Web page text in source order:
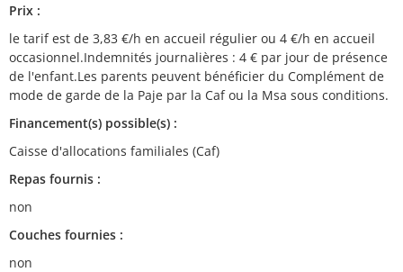
Prix :
le tarif est de 3,83 €/h en accueil régulier ou 4 €/h en accueil
occasionnel.Indemnités journalières : 4 € par jour de présence
de l'enfant.Les parents peuvent bénéficier du Complément de
mode de garde de la Paje par la Caf ou la Msa sous conditions.
Financement(s) possible(s) :
Caisse d'allocations familiales (Caf)
Repas fournis :
non
Couches fournies :
non